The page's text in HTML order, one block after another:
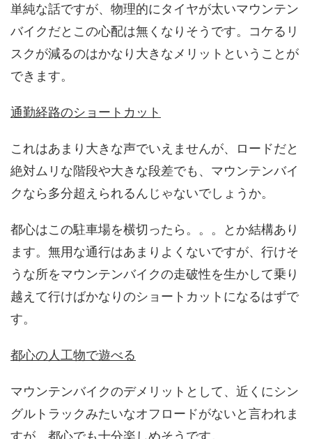
単純な話ですが、物理的にタイヤが太いマウンテン
バイクだとこの心配は無くなりそうです。コケるリ
スクが減るのはかなり大きなメリットということが
できます。
通勤経路のショートカット
これはあまり大きな声でいえませんが、ロードだと
絶対ムリな階段や大きな段差でも、マウンテンバイ
クなら多分超えられるんじゃないでしょうか。
都心はこの駐車場を横切ったら。。。とか結構あり
ます。無用な通行はあまりよくないですが、行けそ
うな所をマウンテンバイクの走破性を生かして乗り
越えて行けばかなりのショートカットになるはずで
す。
都心の人工物で遊べる
マウンテンバイクのデメリットとして、近くにシン
グルトラックみたいなオフロードがないと言われま
すが、都心でも十分楽しめそうです。